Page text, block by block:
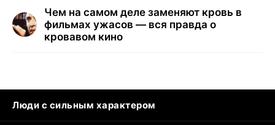
Чем на самом деле заменяют кровь в
фильмах ужасов — вся правда о
кровавом кино
Люди с сильным характером
Кошка писает на кровать
Тунцы в океанариуме